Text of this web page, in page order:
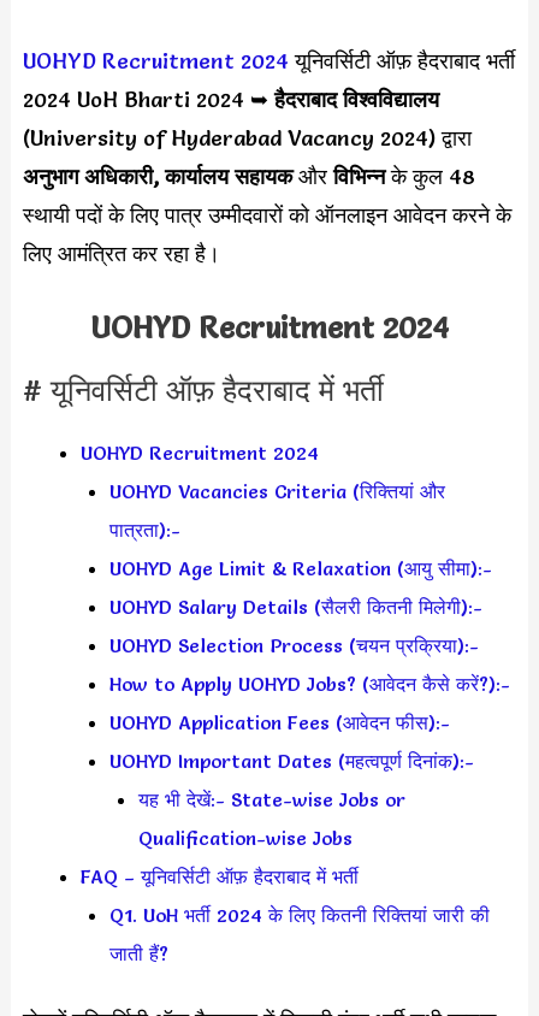
UOHYD Recruitment 2024 यूनिवर्सिटी ऑफ़ हैदराबाद भर्ती
2024 UoH Bharti 2024 ➥हैदराबाद विश्वविद्यालय
(University of Hyderabad Vacancy 2024) द्वारा
अनुभाग अधिकारी, कार्यालय सहायकऔरविभिन्नके कुल 48
स्थायी पदों के लिए पात्र उम्मीदवारों को ऑनलाइन आवेदन करने के
लिए आमंत्रित कर रहा है।
UOHYD Recruitment 2024
# यूनिवर्सिटी ऑफ़ हैदराबाद में भर्ती
UOHYD Recruitment 2024
UOHYD Vacancies Criteria (रिक्तियां और
पात्रता):-
UOHYD Age Limit & Relaxation (आयु सीमा):-
UOHYD Salary Details (सैलरी कितनी मिलेगी):-
UOHYD Selection Process (चयन प्रक्रिया):-
How to Apply UOHYD Jobs? (आवेदन कैसे करें?):-
UOHYD Application Fees (आवेदन फीस):-
UOHYD Important Dates (महत्वपूर्ण दिनांक):-
यह भी देखें:- State-wise Jobs or
Qualification-wise Jobs
FAQ – यूनिवर्सिटी ऑफ़ हैदराबाद में भर्ती
Q1. UoH भर्ती 2024 के लिए कितनी रिक्तियां जारी की
जाती हैं?